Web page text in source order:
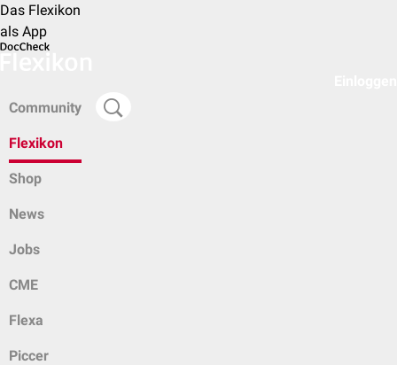
Das Flexikon
als App
Community
Flexikon
Shop
News
Jobs
CME
Flexa
Piccer